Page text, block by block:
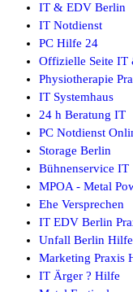
IT & EDV Berlin
IT Notdienst
PC Hilfe 24
Offizielle Seite IT
Physiotherapie
IT Systemhaus
24 h Beratung IT
PC Notdienst
Storage Berlin
Bühnenservice IT
MPOA - Metal
Ehe Versprechen
IT EDV Berlin
Unfall Berlin Hilfe
Marketing Praxis
IT Ärger ? Hilfe